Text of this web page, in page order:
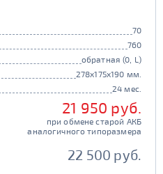
70
760
обратная (0, L)
278x175x190 мм.
24 мес.
21 950 руб.
при обмене старой АКБ
аналогичного типоразмера
22 500 руб.